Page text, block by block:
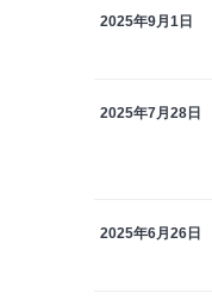
2025年9月1日
2025年7月28日
2025年6月26日